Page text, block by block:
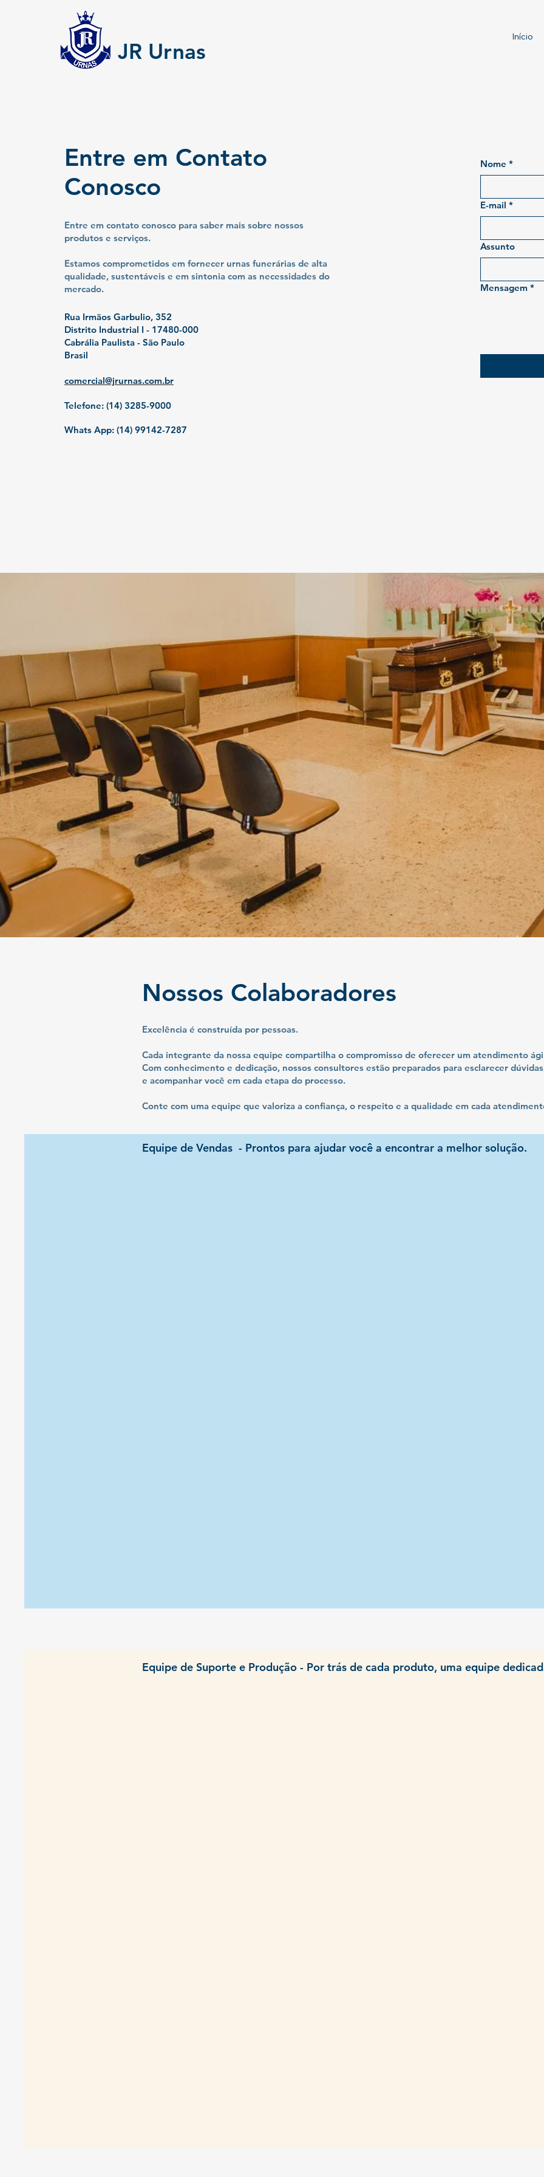
JR Urnas
Início
Entre em Contato
Conosco
Entre em contato conosco para saber mais sobre nossos
produtos e serviços.
Estamos comprometidos em fornecer urnas funerárias de alta
qualidade, sustentáveis e em sintonia com as necessidades do
mercado.
Rua Irmãos Garbulio, 352
Distrito Industrial I - 17480-000
Cabrália Paulista - São Paulo
Brasil
comercial@jrurnas.com.br
Telefone: (14) 3285-9000
Whats App: (14) 99142-7287
Nome *
E-mail *
Assunto
Mensagem *
Nossos Colaboradores
Excelência é construída por pessoas.
Cada integrante da nossa equipe compartilha o compromisso de oferecer um atendimento
Com conhecimento e dedicação, nossos consultores estão preparados para esclarecer
e acompanhar você em cada etapa do processo.
Conte com uma equipe que valoriza a confiança, o respeito e a qualidade em cada
Equipe de Vendas - Prontos para ajudar você a encontrar a melhor solução.
Equipe de Suporte e Produção - Por trás de cada produto, uma equipe